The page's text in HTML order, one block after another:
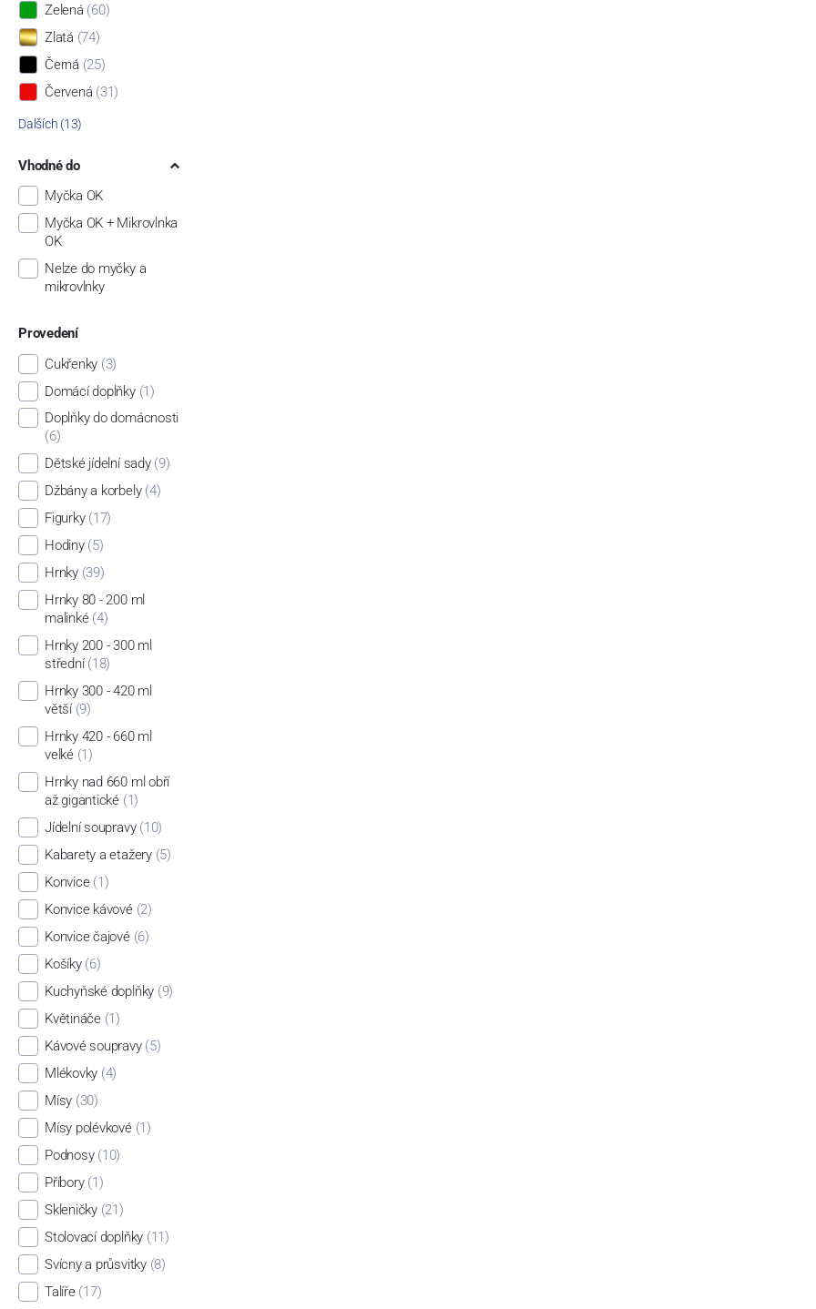
Zelená (60)
Zlatá (74)
Černá (25)
Červená (31)
Dalších (13)
Vhodné do
Myčka OK
Myčka OK + Mikrovlnka
OK
Nelze do myčky a
mikrovlnky
Provedení
Cukřenky (3)
Domácí doplňky (1)
Doplňky do domácnosti
(6)
Dětské jídelní sady (9)
Džbány a korbely (4)
Figurky (17)
Hodiny (5)
Hrnky (39)
Hrnky 80 - 200 ml
malinké (4)
Hrnky 200 - 300 ml
střední (18)
Hrnky 300 - 420 ml
větší (9)
Hrnky 420 - 660 ml
velké (1)
Hrnky nad 660 ml obří
až gigantické (1)
Jídelní soupravy (10)
Kabarety a etažery (5)
Konvice (1)
Konvice kávové (2)
Konvice čajové (6)
Košíky (6)
Kuchyňské doplňky (9)
Květináče (1)
Kávové soupravy (5)
Mlékovky (4)
Mísy (30)
Mísy polévkové (1)
Podnosy (10)
Příbory (1)
Skleničky (21)
Stolovací doplňky (11)
Svícny a průsvitky (8)
Talíře (17)